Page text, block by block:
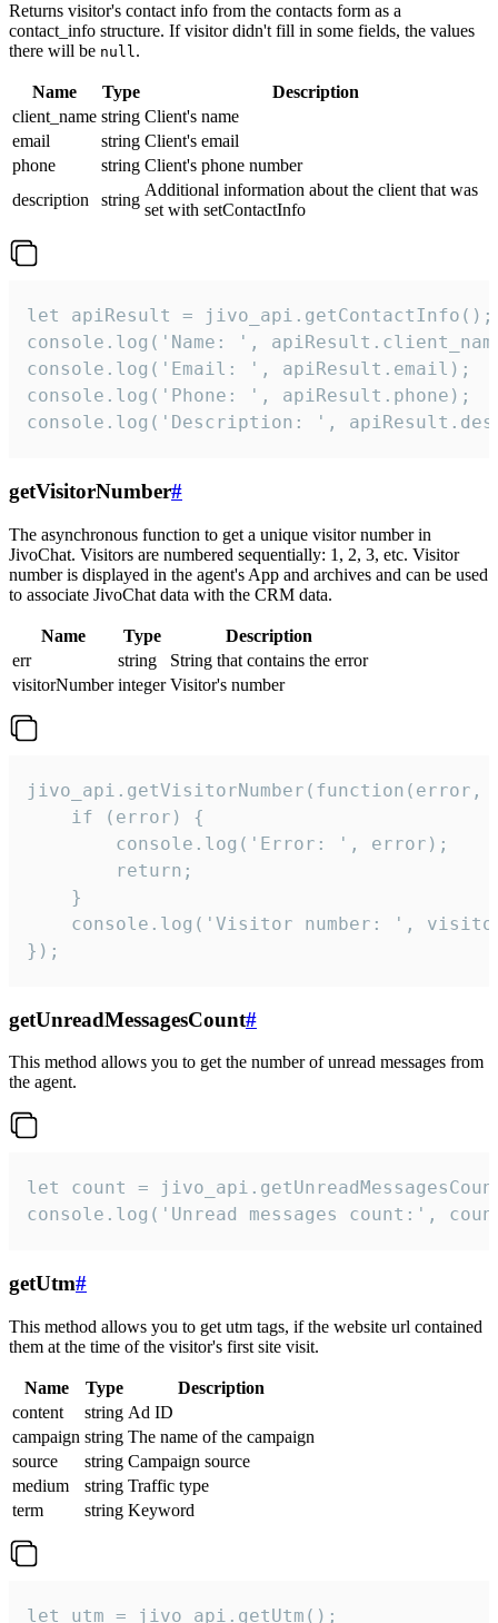
Returns visitor's contact info from the contacts form as a
contact_info structure. If visitor didn't fill in some fields, the values
there will be null.
Name Type
Description
client_name string Client's name
email
string Client's email
phone
string Client's phone number
description
string
Additional information about the client that was
set with setContactInfo
let apiResult = jivo_api.getContactInfo();
console.log('Name: ',
console.log('Email: ', apiResult.email);
console.log('Phone: ', apiResult.phone);
console.log('Description: ',
getVisitorNumber#
The asynchronous function to get a unique visitor number in
JivoChat. Visitors are numbered sequentially: 1, 2, 3, etc. Visitor
number is displayed in the agent's App and archives and can be used
to associate JivoChat data with the CRM data.
Name Type
Description
err
string
String that contains the error
visitorNumber integer Visitor's number
jivo_api.getVisitorNumber(function(error,
    if (error) {
        console.log('Error: ', error);
        return;
    }
console.log('Visitor number: ',
});
getUnreadMessagesCount#
This method allows you to get the number of unread messages from
the agent.
let count =
console.log('Unread messages count:',
getUtm#
This method allows you to get utm tags, if the website url contained
them at the time of the visitor's first site visit.
Name Type
Description
content
string Ad ID
campaign string The name of the campaign
source
string Campaign source
medium
string Traffic type
term
string Keyword
let utm = jivo_api.getUtm();